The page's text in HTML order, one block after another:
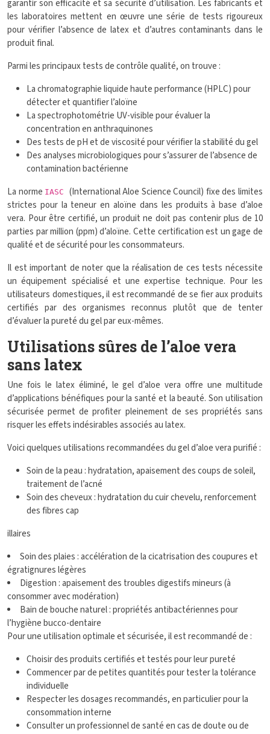
garantir son efficacité et sa sécurité d’utilisation. Les fabricants et
les laboratoires mettent en œuvre une série de tests rigoureux
pour vérifier l’absence de latex et d’autres contaminants dans le
produit final.
Parmi les principaux tests de contrôle qualité, on trouve :
La chromatographie liquide haute performance (HPLC) pour
détecter et quantifier l’aloïne
La spectrophotométrie UV-visible pour évaluer la
concentration en anthraquinones
Des tests de pH et de viscosité pour vérifier la stabilité du gel
Des analyses microbiologiques pour s’assurer de l’absence de
contamination bactérienne
La norme IASC (International Aloe Science Council) fixe des limites
strictes pour la teneur en aloïne dans les produits à base d’aloe
vera. Pour être certifié, un produit ne doit pas contenir plus de 10
parties par million (ppm) d’aloïne. Cette certification est un gage de
qualité et de sécurité pour les consommateurs.
Il est important de noter que la réalisation de ces tests nécessite
un équipement spécialisé et une expertise technique. Pour les
utilisateurs domestiques, il est recommandé de se fier aux produits
certifiés par des organismes reconnus plutôt que de tenter
d’évaluer la pureté du gel par eux-mêmes.
Utilisations sûres de l’aloe vera
sans latex
Une fois le latex éliminé, le gel d’aloe vera offre une multitude
d’applications bénéfiques pour la santé et la beauté. Son utilisation
sécurisée permet de profiter pleinement de ses propriétés sans
risquer les effets indésirables associés au latex.
Voici quelques utilisations recommandées du gel d’aloe vera purifié :
Soin de la peau : hydratation, apaisement des coups de soleil,
traitement de l’acné
Soin des cheveux : hydratation du cuir chevelu, renforcement
des fibres cap
illaires
Soin des plaies : accélération de la cicatrisation des coupures et
égratignures légères
Digestion : apaisement des troubles digestifs mineurs (à
consommer avec modération)
Bain de bouche naturel : propriétés antibactériennes pour
l’hygiène bucco-dentaire
Pour une utilisation optimale et sécurisée, il est recommandé de :
Choisir des produits certifiés et testés pour leur pureté
Commencer par de petites quantités pour tester la tolérance
individuelle
Respecter les dosages recommandés, en particulier pour la
consommation interne
Consulter un professionnel de santé en cas de doute ou de